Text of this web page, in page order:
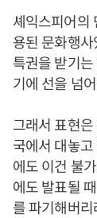
셰익스피어의
용된 문화행
특권을 받기
기에 선을 넘
그래서 표현
국에서 대놓
에도 이건 불
에도 발표될
를 파기해버